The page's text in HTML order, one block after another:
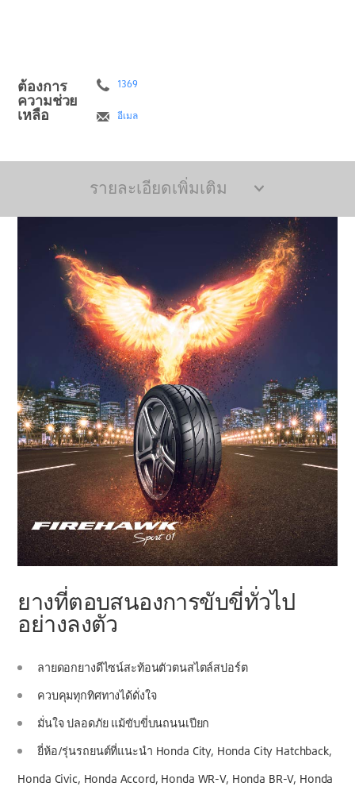
ต้องการ
ความช่วย
เหลือ
1369
อีเมล
รายละเอียดเพิ่มเติม
ยางที่ตอบสนองการขับขี่ทั่วไป
อย่างลงตัว
ลายดอกยางดีไซน์สะท้อนตัวตนสไตล์สปอร์ต
ควบคุมทุกทิศทางได้ดั่งใจ
มั่นใจ ปลอดภัย แม้ขับขี่บนถนนเปียก
ยี่ห้อ/รุ่นรถยนต์ที่แนะนำ Honda City, Honda City Hatchback,
Honda Civic, Honda Accord, Honda WR-V, Honda BR-V, Honda